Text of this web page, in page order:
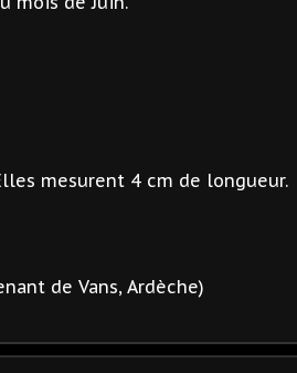
mesurent 4 cm de longueur.
de Vans, Ardèche)